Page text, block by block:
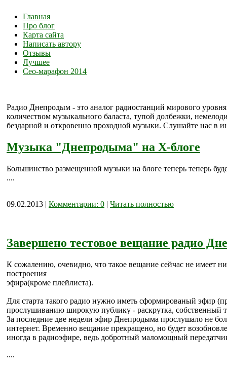
Главная
Про блог
Карта сайта
Написать автору
Отзывы
Лучшее
Сео-марафон 2014
Радио Днепродым - это аналог радиостанций мирового
количеством музыкального баласта, тупой долбежки,
бездарной и откровенно проходной музыки. Слушайте нас в
Музыка "Днепродыма" на X-блоге
Большинство размещенной музыки на блоге теперь теперь
....
09.02.2013 | Комментарии: 0 | Читать полностью
Завершено тестовое вещание радио
К сожалению, очевидно, что такое вещание сейчас не имеет
построения
эфира(кроме плейлиста).
Для старта такого радио нужно иметь сформированый эфир
прослушиванию широкую публику - раскрутка, собственный
За последние две недели эфир Днепродыма прослушало не
интернет. Временно вещание прекращено, но будет
иногда в радиоэфире, ведь добротный маломощный
....